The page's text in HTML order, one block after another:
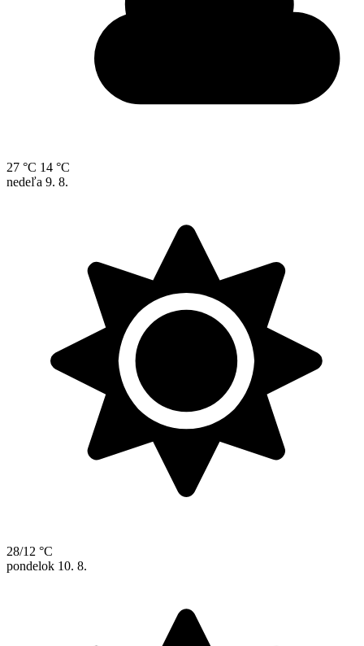
27 °C 14 °C
nedeľa 9. 8.
28/12 °C
pondelok 10. 8.